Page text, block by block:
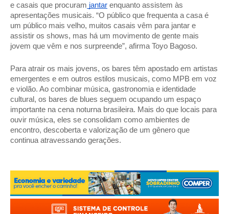
e casais que procuram jantar enquanto assistem às
apresentações musicais. “O público que frequenta a casa é
um público mais velho, muitos casais vêm para jantar e
assistir os shows, mas há um movimento de gente mais
jovem que vêm e nos surpreende”, afirma Toyo Bagoso.
Para atrair os mais jovens, os bares têm apostado em artistas
emergentes e em outros estilos musicais, como MPB em voz
e violão. Ao combinar música, gastronomia e identidade
cultural, os bares de blues seguem ocupando um espaço
importante na cena noturna brasileira. Mais do que locais para
ouvir música, eles se consolidam como ambientes de
encontro, descoberta e valorização de um gênero que
continua atravessando gerações.